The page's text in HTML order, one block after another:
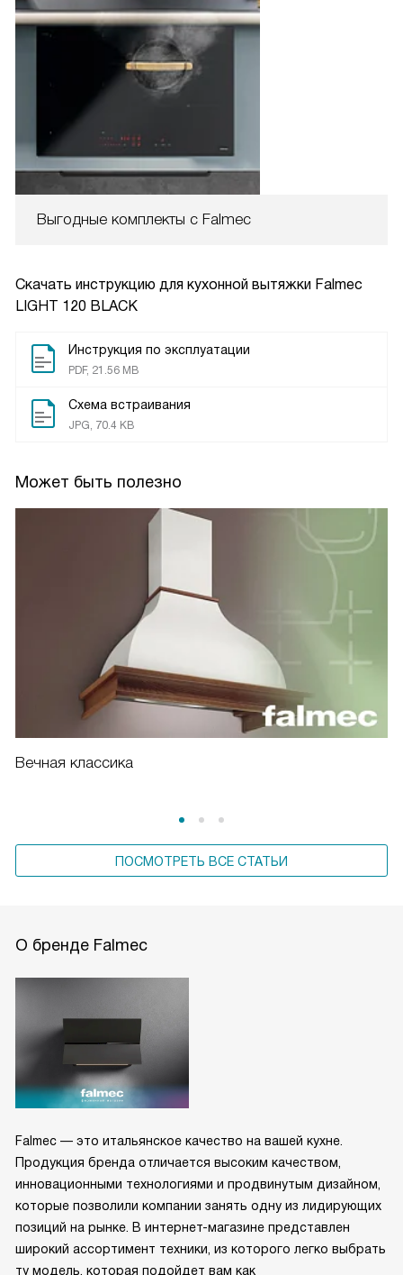
Выгодные комплекты с Falmec
Скачать инструкцию для кухонной вытяжки Falmec
LIGHT 120 BLACK
Инструкция по эксплуатации
PDF, 21.56 MB
Схема встраивания
JPG, 70.4 KB
Может быть полезно
Вечная классика
ПОСМОТРЕТЬ ВСЕ СТАТЬИ
О бренде Falmec
Falmec — это итальянское качество на вашей кухне.
Продукция бренда отличается высоким качеством,
инновационными технологиями и продвинутым дизайном,
которые позволили компании занять одну из лидирующих
позиций на рынке. В интернет-магазине представлен
широкий ассортимент техники, из которого легко выбрать
ту модель, которая подойдет вам как